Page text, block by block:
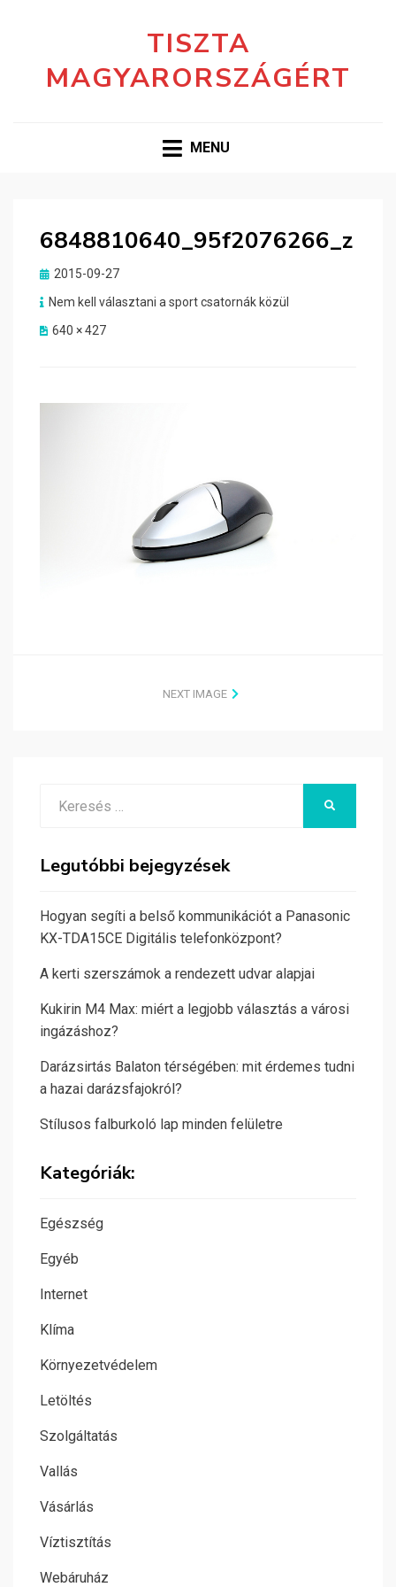
TISZTA
MAGYARORSZÁGÉRT
MENU
6848810640_95f2076266_z
Posted
2015-09-27
Nem kell választani a sport csatornák közül
640 × 427
NEXT IMAGE
Legutóbbi bejegyzések
Hogyan segíti a belső kommunikációt a Panasonic
KX-TDA15CE Digitális telefonközpont?
A kerti szerszámok a rendezett udvar alapjai
Kukirin M4 Max: miért a legjobb választás a városi
ingázáshoz?
Darázsirtás Balaton térségében: mit érdemes tudni
a hazai darázsfajokról?
Stílusos falburkoló lap minden felületre
Kategóriák:
Egészség
Egyéb
Internet
Klíma
Környezetvédelem
Letöltés
Szolgáltatás
Vallás
Vásárlás
Víztisztítás
Webáruház